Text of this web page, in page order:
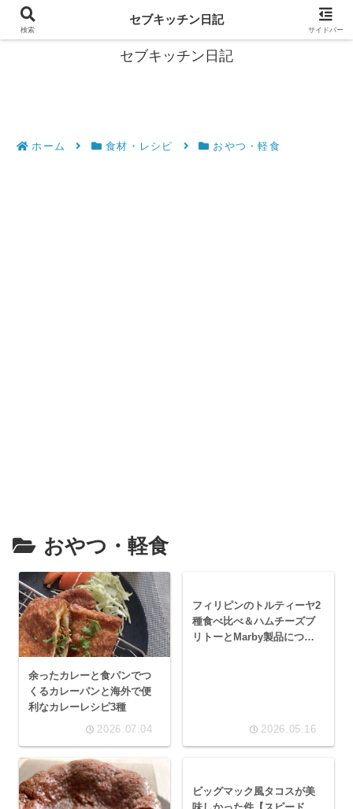
フィリピン・セブの移住情報やおすすめ食材・レシピを発信
セブキッチン日記
ホーム 食材・レシピ おやつ・軽食
おやつ・軽食
余ったカレーと食パンでつ
くるカレーパンと海外で便
利なカレーレシピ3種
2026.07.04
フィリピンのトルティーヤ2
種食べ比べ＆ハムチーズブ
リトーとMarby製品につい
2026.05.16
ビッグマック風タコスが美
検索
セブキッチン日記
サイドバー